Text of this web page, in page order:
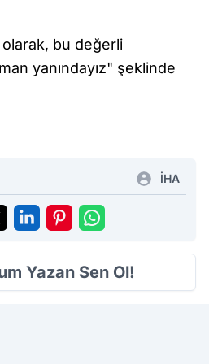
bu değerli
yanındayız" şeklinde
İHA
Yazan Sen Ol!